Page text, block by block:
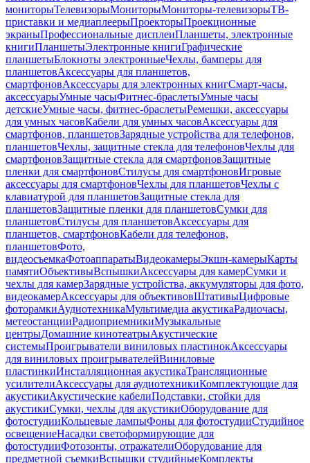
мониторыТелевизорыМониторыМониторы-телевизорыТВ-
приставки и медиаплеерыПроекторыПроекционные
экраныПрофессиональные дисплеиПланшеты, электронные
книгиПланшетыЭлектронные книгиГрафические
планшетыБлокноты электронныеЧехлы, бамперы для
планшетовАксессуары для планшетов,
смартфоновАксессуары для электронных книгСмарт-часы,
аксессуарыУмные часыФитнес-браслетыУмные часы
детскиеУмные часы, фитнес-браслетыРемешки, аксессуары
для умных часовКабели для умных часовАксессуары для
смартфонов, планшетовЗарядные устройства для телефонов,
планшетовЧехлы, защитные стекла для телефоновЧехлы для
смартфоновЗащитные стекла для смартфоновЗащитные
пленки для смартфоновСтилусы для смартфоновИгровые
аксессуары для смартфоновЧехлы для планшетовЧехлы с
клавиатурой для планшетовЗащитные стекла для
планшетовЗащитные пленки для планшетовСумки для
планшетовСтилусы для планшетовАксессуары для
планшетов, смартфоновКабели для телефонов,
планшетовФото,
видеосъемкаФотоаппаратыВидеокамерыЭкшн-камерыКарты
памятиОбъективыВспышкиАксессуары для камерСумки и
чехлы для камерЗарядные устройства, аккумуляторы для фото,
видеокамерАксессуары для объективовШтативыЦифровые
фоторамкиАудиотехникаМультимедиа акустикаРадиочасы,
метеостанцииРадиоприемникиМузыкальные
центрыДомашние кинотеатрыАкустические
системыПроигрыватели виниловых пластинокАксессуары
для виниловых проигрывателейВиниловые
пластинкиИнсталляционная акустикаТрансляционные
усилителиАксессуары для аудиотехникиКомплектующие для
акустикиАкустические кабелиПодставки, стойки для
акустикиСумки, чехлы для акустикиОборудование для
фотостудииКольцевые лампыФоны для фотостудииСтудийное
освещениеНасадки светоформирующие для
фотостудииФотозонты, отражателиОборудование для
предметной съемкиВспышки студийныеКомплекты